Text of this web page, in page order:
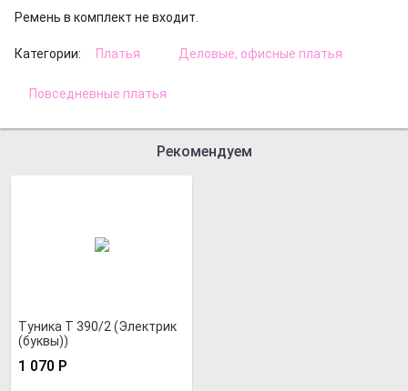
Ремень в комплект не входит.
Категории: Платья Деловые, офисные платья
Повседневные платья
Рекомендуем
Туника Т 390/2 (Электрик
(буквы))
1 070 Р